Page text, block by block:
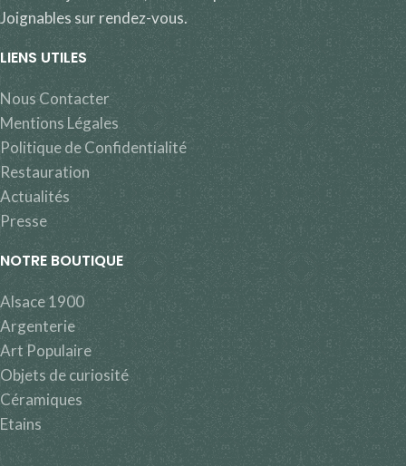
Joignables sur rendez-vous.
LIENS UTILES
Nous Contacter
Mentions Légales
Politique de Confidentialité
Restauration
Actualités
Presse
NOTRE BOUTIQUE
Alsace 1900
Argenterie
Art Populaire
Objets de curiosité
Céramiques
Etains